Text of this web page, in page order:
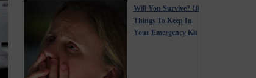
Will You Survive? 10
Things To Keep In
Your Emergency Kit